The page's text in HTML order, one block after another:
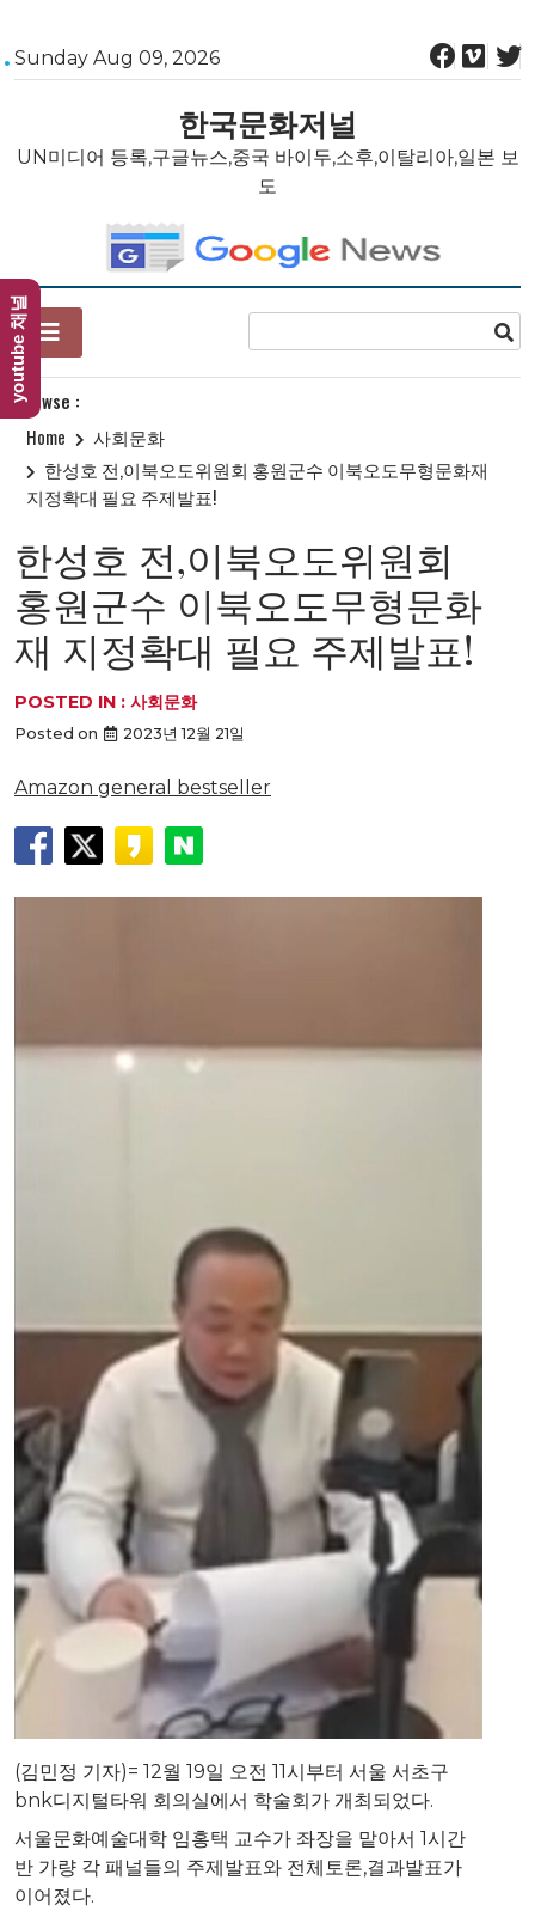
Skip
to
Sunday Aug 09, 2026
한국문화저널
UN미디어 등록,구글뉴스,중국 바이두,소후,이탈리아,일본 보
도
Browse :
Home
사회문화
한성호 전,이북오도위원회 홍원군수 이북오도무형문화재
지정확대 필요 주제발표!
한성호 전,이북오도위원회
홍원군수 이북오도무형문화
재 지정확대 필요 주제발표!
POSTED IN : 사회문화
Posted on 2023년 12월 21일
Amazon general bestseller
(김민정 기자)= 12월 19일 오전 11시부터 서울 서초구
bnk디지털타워 회의실에서 학술회가 개최되었다.
서울문화예술대학 임홍택 교수가 좌장을 맡아서 1시간
반 가량 각 패널들의 주제발표와 전체토론,결과발표가
이어졌다.
youtube 채널